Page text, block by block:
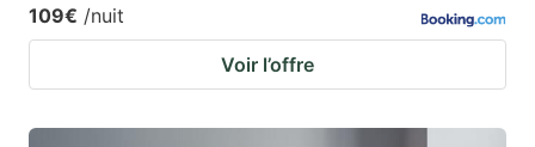
109€ /nuit
Voir l’offre